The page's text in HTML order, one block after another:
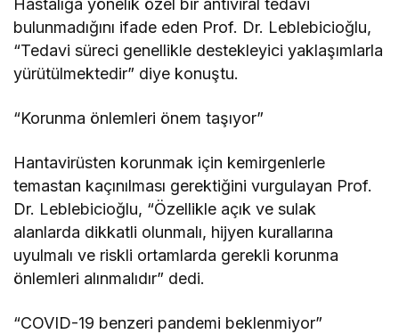
Hastalığa yönelik özel bir antiviral tedavi
bulunmadığını ifade eden Prof. Dr. Leblebicioğlu,
“Tedavi süreci genellikle destekleyici yaklaşımlarla
yürütülmektedir” diye konuştu.
“Korunma önlemleri önem taşıyor”
Hantavirüsten korunmak için kemirgenlerle
temastan kaçınılması gerektiğini vurgulayan Prof.
Dr. Leblebicioğlu, “Özellikle açık ve sulak
alanlarda dikkatli olunmalı, hijyen kurallarına
uyulmalı ve riskli ortamlarda gerekli korunma
önlemleri alınmalıdır” dedi.
“COVID-19 benzeri pandemi beklenmiyor”